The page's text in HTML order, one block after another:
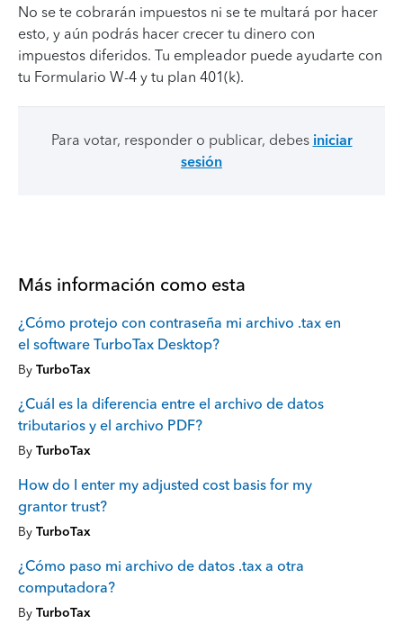
No se te cobrarán impuestos ni se te multará por hacer
esto, y aún podrás hacer crecer tu dinero con
impuestos diferidos. Tu empleador puede ayudarte con
tu Formulario W-4 y tu plan 401(k).
Para votar, responder o publicar, debes iniciar
sesión
Más información como esta
¿Cómo protejo con contraseña mi archivo .tax en
el software TurboTax Desktop?
By TurboTax
¿Cuál es la diferencia entre el archivo de datos
tributarios y el archivo PDF?
By TurboTax
How do I enter my adjusted cost basis for my
grantor trust?
By TurboTax
¿Cómo paso mi archivo de datos .tax a otra
computadora?
By TurboTax